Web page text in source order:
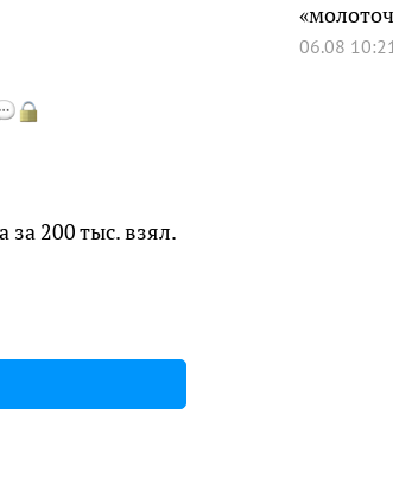
200 тыс. взял.
06.08